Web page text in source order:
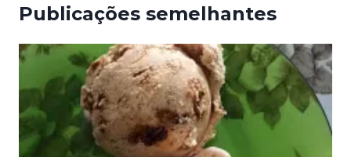
Publicações semelhantes